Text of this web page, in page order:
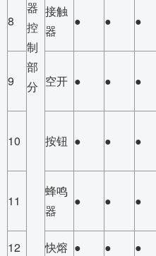
器
控
制
部
分
8
接触
器
● ● ●
9 空开 ● ● ●
10 按钮 ● ● ●
11
蜂鸣
器
● ● ●
12
快熔 ● ● ●